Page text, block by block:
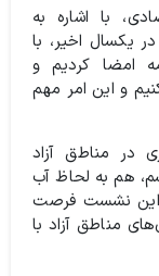
با اشاره به
یکسال اخیر، با
امضا کردیم و
و این امر مهم
در مناطق آزاد
هم به لحاظ آب
این نشست فرصت
مناطق آزاد با